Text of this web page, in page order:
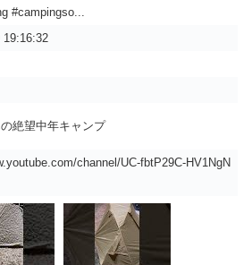
#campingso...
19:16:32
絶望中年キャンプ
channel/UC-fbtP29C-HV1NgN